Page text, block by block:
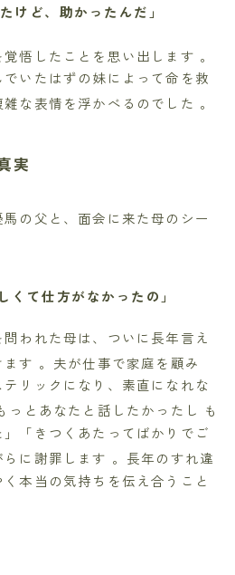
けど、助かったんだ」
悟したことを思い出します 。
いたはずの妹によって命を救
な表情を浮かべるのでした 。
実
の父と、面会に来た母のシー
くて仕方がなかったの」
われた母は、ついに長年言え
す 。夫が仕事で家庭を顧み
リックになり、素直になれな
っとあなたと話したかったし も
「きつくあたってばかりでご
に謝罪します 。長年のすれ違
本当の気持ちを伝え合うこと